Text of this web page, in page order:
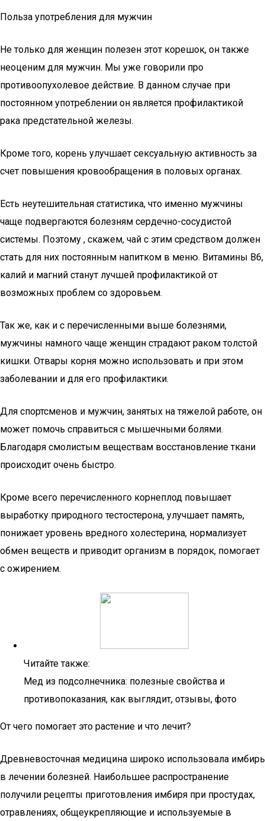
Польза употребления для мужчин
Не только для женщин полезен этот корешок, он также
неоценим для мужчин. Мы уже говорили про
противоопухолевое действие. В данном случае при
постоянном употреблении он является профилактикой
рака предстательной железы.
Кроме того, корень улучшает сексуальную активность за
счет повышения кровообращения в половых органах.
Есть неутешительная статистика, что именно мужчины
чаще подвергаются болезням сердечно-сосудистой
системы. Поэтому , скажем, чай с этим средством должен
стать для них постоянным напитком в меню. Витамины В6,
калий и магний станут лучшей профилактикой от
возможных проблем со здоровьем.
Так же, как и с перечисленными выше болезнями,
мужчины намного чаще женщин страдают раком толстой
кишки. Отвары корня можно использовать и при этом
заболевании и для его профилактики.
Для спортсменов и мужчин, занятых на тяжелой работе, он
может помочь справиться с мышечными болями.
Благодаря смолистым веществам восстановление ткани
происходит очень быстро.
Кроме всего перечисленного корнеплод повышает
выработку природного тестостерона, улучшает память,
понижает уровень вредного холестерина, нормализует
обмен веществ и приводит организм в порядок, помогает
с ожирением.
Читайте также:
Мед из подсолнечника: полезные свойства и
противопоказания, как выглядит, отзывы, фото
От чего помогает это растение и что лечит?
Древневосточная медицина широко использовала имбирь
в лечении болезней. Наибольшее распространение
получили рецепты приготовления имбиря при простудах,
отравлениях, общеукрепляющие и используемые в